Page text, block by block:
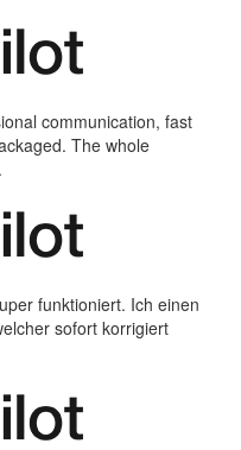
communication, fast
The whole
funktioniert. Ich einen
sofort korrigiert